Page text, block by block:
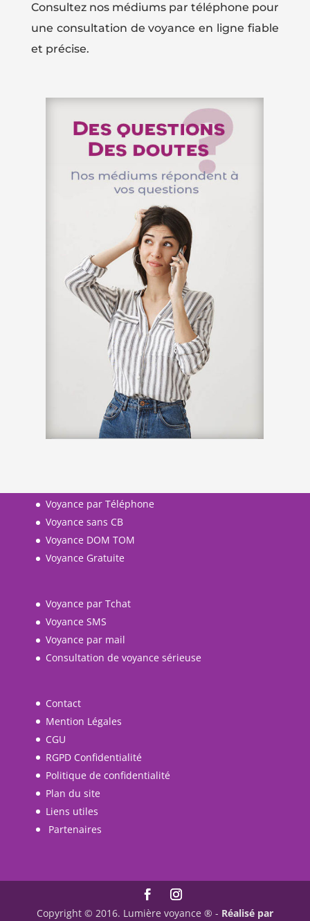
Consultez nos médiums par téléphone pour
une consultation de voyance en ligne fiable
et précise.
Voyance par Téléphone
Voyance sans CB
Voyance DOM TOM
Voyance Gratuite
Voyance par Tchat
Voyance SMS
Voyance par mail
Consultation de voyance sérieuse
Contact
Mention Légales
CGU
RGPD Confidentialité
Politique de confidentialité
Plan du site
Liens utiles
Partenaires
Copyright © 2016. Lumière voyance ® - Réalisé par